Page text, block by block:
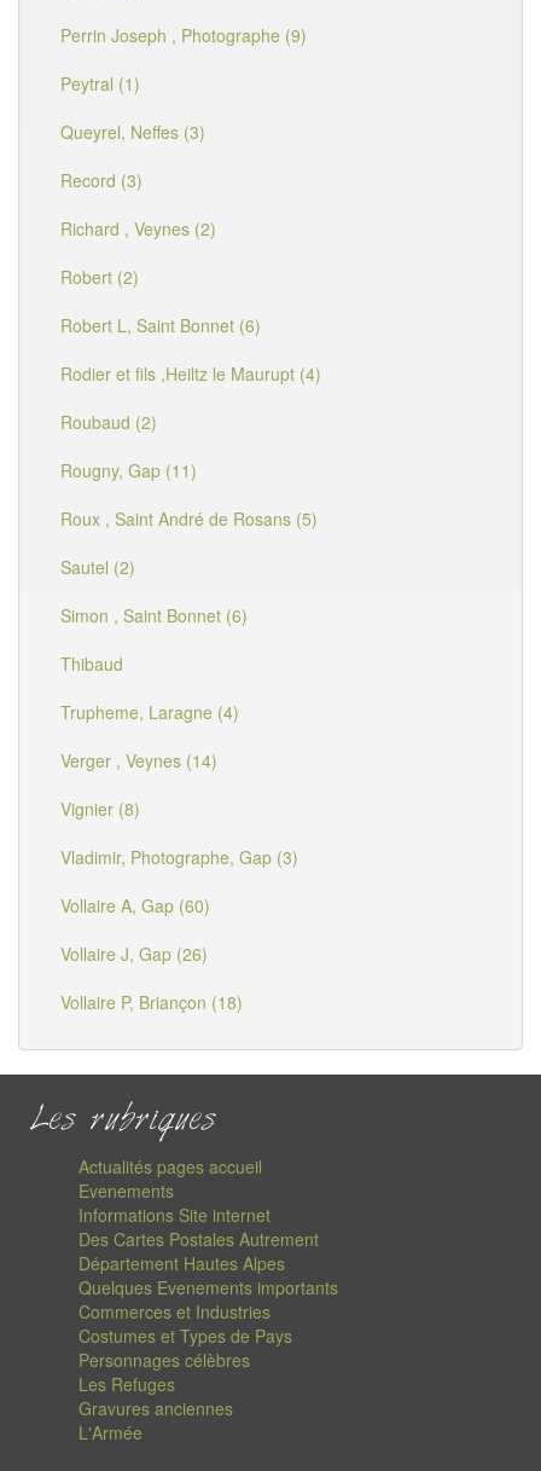
Perrin Joseph , Photographe (9)
Peytral (1)
Queyrel, Neffes (3)
Record (3)
Richard , Veynes (2)
Robert (2)
Robert L, Saint Bonnet (6)
Rodier et fils ,Heiltz le Maurupt (4)
Roubaud (2)
Rougny, Gap (11)
Roux , Saint André de Rosans (5)
Sautel (2)
Simon , Saint Bonnet (6)
Thibaud
Trupheme, Laragne (4)
Verger , Veynes (14)
Vignier (8)
Vladimir, Photographe, Gap (3)
Vollaire A, Gap (60)
Vollaire J, Gap (26)
Vollaire P, Briançon (18)
Les rubriques
Actualités pages accueil
Evenements
Informations Site internet
Des Cartes Postales Autrement
Département Hautes Alpes
Quelques Evenements importants
Commerces et Industries
Costumes et Types de Pays
Personnages célèbres
Les Refuges
Gravures anciennes
L'Armée